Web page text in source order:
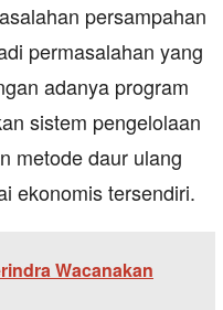
persampahan
permasalahan yang
adanya program
sistem pengelolaan
metode daur ulang
ekonomis tersendiri.
Wacanakan